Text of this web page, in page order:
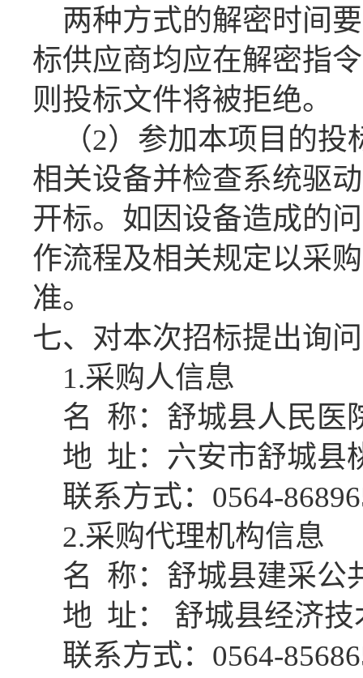
两种方式的解密时间
标供应商均应在解密指
则投标文件将被拒绝。
（2）参加本项目的投
相关设备并检查系统驱
开标。如因设备造成的
作流程及相关规定以采
准。
七、对本次招标提出询
1.采购人信息
名 称： 舒城县人民医
地 址： 六安市舒城县
联系方式： 0564-
2.采购代理机构信息
名 称： 舒城县建采公
地 址：
舒城县经济
联系方式： 0564-